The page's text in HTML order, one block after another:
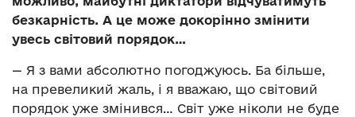
безкарність. А це може докорінно змінити
увесь світовий порядок…
— Я з вами абсолютно погоджуюсь. Ба більше,
на превеликий жаль, і я вважаю, що світовий
порядок уже змінився… Світ уже ніколи не буде